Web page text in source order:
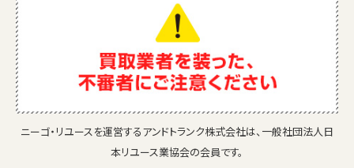
ニーゴ・リユースを運営するアンドトランク株式会社は、一般社団法人日
本リユース業協会の会員です。